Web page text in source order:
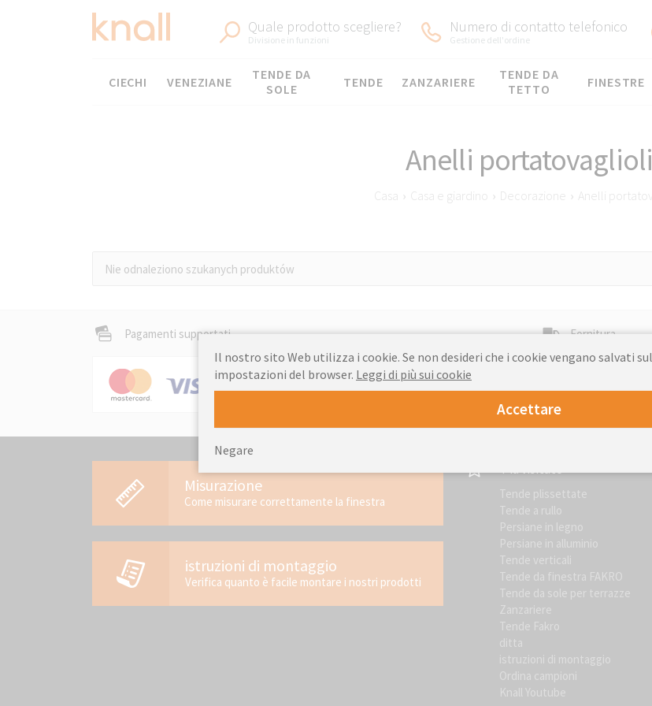
Quale prodotto scegliere?
Divisione in funzioni
Numero di contatto telefonico
Gestione dell'ordine
Menù
CIECHI VENEZIANE
TENDE DA
SOLE
TENDE ZANZARIERE
TENDE DA
TETTO
FINESTRE
Anelli portatovaglioli
Casa › Casa e giardino › Decorazione › Anelli
Bellissimi anelli portatovaglioli decorativi, perfetti per ristoranti e
Nie odnaleziono szukanych produktów
Pagamenti supportati Fornitura
Misurazione
Come misurare correttamente la finestra
istruzioni di montaggio
Verifica quanto è facile montare i nostri prodotti
Più visitato
Tende plissettate
Tende a rullo
Persiane in legno
Persiane in alluminio
Tende verticali
Tende da finestra FAKRO
Tende da sole per terrazze
Zanzariere
Tende Fakro
ditta
istruzioni di montaggio
Ordina campioni
Knall Youtube
Il nostro sito Web utilizza i cookie. Se non desideri che i cookie vengano salvati
impostazioni del browser. Leggi di più sui cookie
Accettare
Negare